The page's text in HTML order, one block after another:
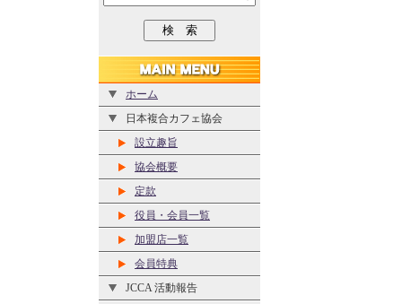
ホーム
日本複合カフェ協会
設立趣旨
協会概要
定款
役員・会員一覧
加盟店一覧
会員特典
JCCA 活動報告